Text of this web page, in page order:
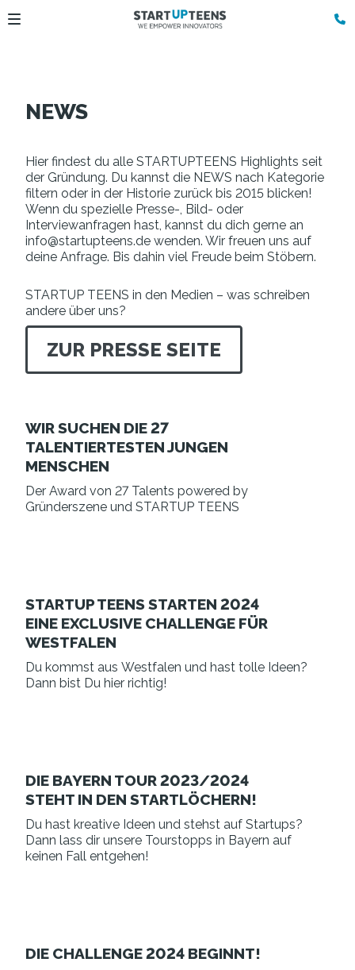
NEWS
Hier findest du alle STARTUPTEENS Highlights seit
der Gründung. Du kannst die NEWS nach Kategorie
filtern oder in der Historie zurück bis 2015 blicken!
Wenn du spezielle Presse-, Bild- oder
Interviewanfragen hast, kannst du dich gerne an
info@startupteens.de wenden. Wir freuen uns auf
deine Anfrage. Bis dahin viel Freude beim Stöbern.
STARTUP TEENS in den Medien – was schreiben
andere über uns?
ZUR PRESSE SEITE
WIR SUCHEN DIE 27
TALENTIERTESTEN JUNGEN
MENSCHEN
Der Award von 27 Talents powered by
Gründerszene und STARTUP TEENS
STARTUP TEENS STARTEN 2024
EINE EXCLUSIVE CHALLENGE FÜR
WESTFALEN
Du kommst aus Westfalen und hast tolle Ideen?
Dann bist Du hier richtig!
DIE BAYERN TOUR 2023/2024
STEHT IN DEN STARTLÖCHERN!
Du hast kreative Ideen und stehst auf Startups?
Dann lass dir unsere Tourstopps in Bayern auf
keinen Fall entgehen!
DIE CHALLENGE 2024 BEGINNT!